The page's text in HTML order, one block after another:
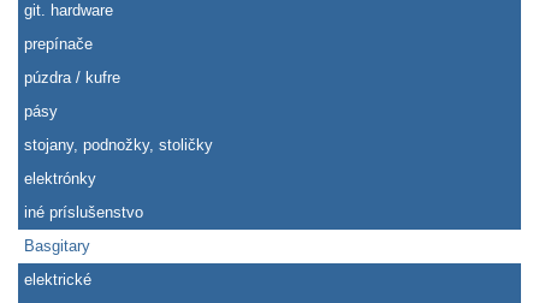
git. hardware
prepínače
púzdra / kufre
pásy
stojany, podnožky, stoličky
elektrónky
iné príslušenstvo
Basgitary
elektrické